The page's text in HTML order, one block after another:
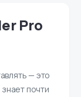
Pro
— это
почти